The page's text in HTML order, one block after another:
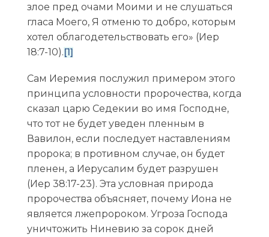
злое пред очами Моими и не слушаться
гласа Моего, Я отменю то добро, которым
хотел облагодетельствовать его» (Иер
18:7-10).[1]
Сам Иеремия послужил примером этого
принципа условности пророчества, когда
сказал царю Седекии во имя Господне,
что тот не будет уведен пленным в
Вавилон, если последует наставлениям
пророка; в противном случае, он будет
пленен, а Иерусалим будет разрушен
(Иер 38:17-23). Эта условная природа
пророчества объясняет, почему Иона не
является лжепророком. Угроза Господа
уничтожить Ниневию за сорок дней